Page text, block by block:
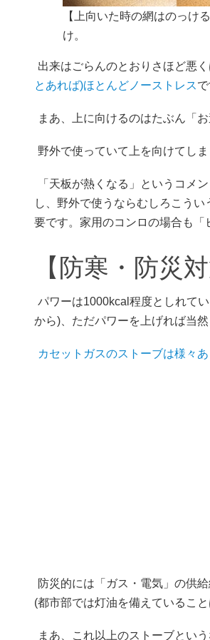
【上向いた時の網はのっけ
け。
出来はごらんのとおりさほど悪
とあれば)ほとんどノーストレスで
まあ、上に向けるのはたぶん「お
野外で使っていて上を向けてし
「天板が熱くなる」というコメ
し、野外で使うならむしろこう
要です。家用のコンロの場合も「
【防寒・防災
パワーは1000kcal程度としれて
から)、ただパワーを上げれば当
カセットガスのストーブは様々
防災的には「ガス・電気」の供
(都市部では灯油を備えているこ
まあ、これ以上のストーブとい